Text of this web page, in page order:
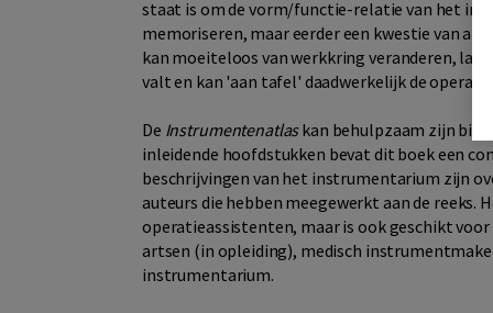
staat is om de vorm/functie-relatie van het
memoriseren, maar eerder een kwestie van
kan moeiteloos van werkkring veranderen,
valt en kan 'aan tafel' daadwerkelijk de
De Instrumentenatlaskan behulpzaam zijn bij
inleidende hoofdstukken bevat dit boek een
beschrijvingen van het instrumentarium zijn
auteurs die hebben meegewerkt aan de reeks.
operatieassistenten, maar is ook geschikt
artsen (in opleiding), medisch
instrumentarium.